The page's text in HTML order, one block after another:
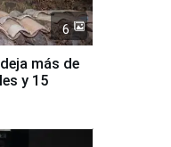
6
más de
y 15